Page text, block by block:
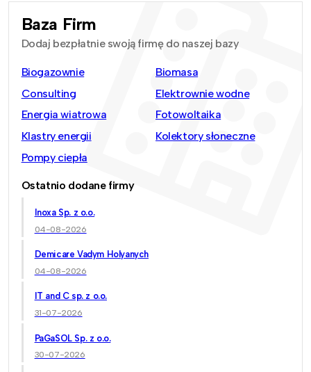
Baza Firm
Dodaj bezpłatnie swoją firmę do naszej bazy
Biogazownie
Biomasa
Consulting
Elektrownie wodne
Energia wiatrowa
Fotowoltaika
Klastry energii
Kolektory słoneczne
Pompy ciepła
Ostatnio dodane firmy
Inoxa Sp. z o.o.
04-08-2026
Demicare Vadym Holyanych
04-08-2026
IT and C sp. z o.o.
31-07-2026
PaGaSOL Sp. z o.o.
30-07-2026